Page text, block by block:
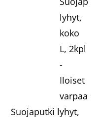
Suojaputki lyhyt,